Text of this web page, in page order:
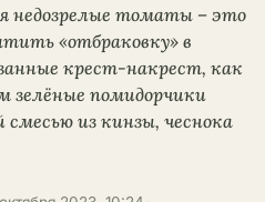
недозрелые томаты – это
«отбраковку» в
крест-накрест, как
зелёные помидорчики
из кинзы, чеснока